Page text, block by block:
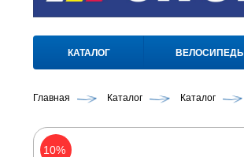
КАТАЛОГ ВЕЛОСИПЕДЫ
Главная Каталог Каталог
10%